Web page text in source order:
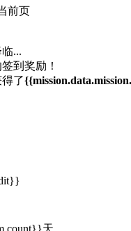
前页
...
到奖励！
了
天